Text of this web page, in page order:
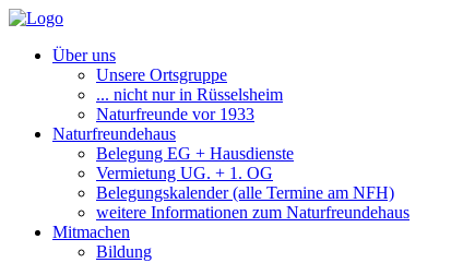
Über uns
Unsere Ortsgruppe
... nicht nur in Rüsselsheim
Naturfreunde vor 1933
Naturfreundehaus
Belegung EG + Hausdienste
Vermietung UG. + 1. OG
Belegungskalender (alle Termine am NFH)
weitere Informationen zum Naturfreundehaus
Mitmachen
Bildung